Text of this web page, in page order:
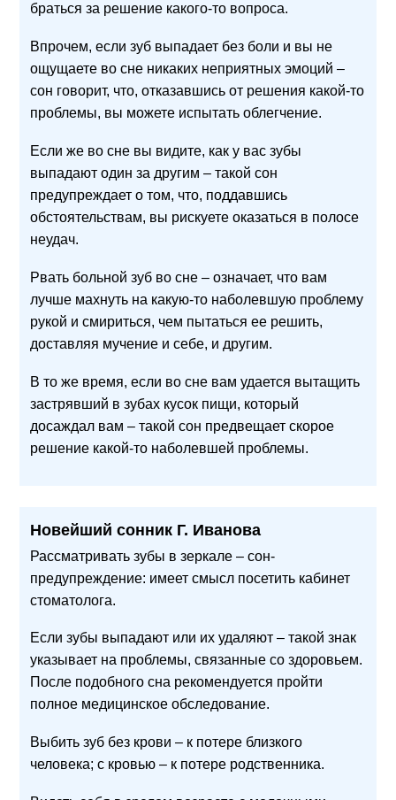
браться за решение какого-то вопроса.
Впрочем, если зуб выпадает без боли и вы не
ощущаете во сне никаких неприятных эмоций –
сон говорит, что, отказавшись от решения какой-то
проблемы, вы можете испытать облегчение.
Если же во сне вы видите, как у вас зубы
выпадают один за другим – такой сон
предупреждает о том, что, поддавшись
обстоятельствам, вы рискуете оказаться в полосе
неудач.
Рвать больной зуб во сне – означает, что вам
лучше махнуть на какую-то наболевшую проблему
рукой и смириться, чем пытаться ее решить,
доставляя мучение и себе, и другим.
В то же время, если во сне вам удается вытащить
застрявший в зубах кусок пищи, который
досаждал вам – такой сон предвещает скорое
решение какой-то наболевшей проблемы.
Новейший сонник Г. Иванова
Рассматривать зубы в зеркале – сон-
предупреждение: имеет смысл посетить кабинет
стоматолога.
Если зубы выпадают или их удаляют – такой знак
указывает на проблемы, связанные со здоровьем.
После подобного сна рекомендуется пройти
полное медицинское обследование.
Выбить зуб без крови – к потере близкого
человека; с кровью – к потере родственника.